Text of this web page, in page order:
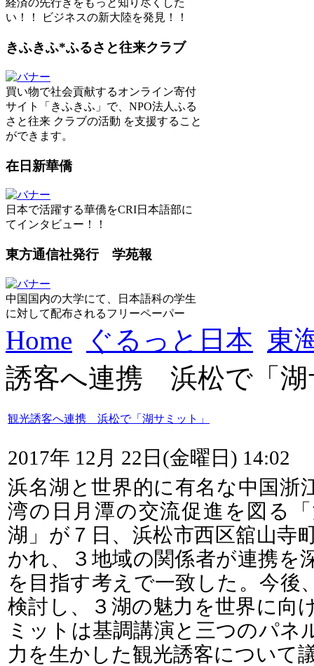
経済の先行きをもっと知り尽くした
い！！ ビジネスの新大陸を発見！！
きふきふ*ふるさと往来クラブ
買い物で社会貢献するオンライン寄付
サイト「きふきふ」で、NPO法人ふる
さと往来 クラブの活動 を支援すること
ができます。
在日新華僑
日本で活躍する華僑をCRI日本語部に
てインタビュー！！
東方通信社発行 学苑報
中国国内の大学にて、日本語科の学生
に対して配布されるフリーペーパー
Home ぐるっと日本 東
誘客へ連携 浜松で「湖
観光誘客へ連携 浜松で「湖サミット」
2017年 12月 22日(金曜日) 14:02
浜名湖と世界的に有名な中国浙
湾の日月潭の交流促進を図る
湖」が７日、浜松市西区舘山寺
かれ、３地域の関係者が連携を
を目指す考えで一致した。今後
検討し、３湖の魅力を世界に向
ミットは基調講演と三つのパネ
力を生かした観光誘客について